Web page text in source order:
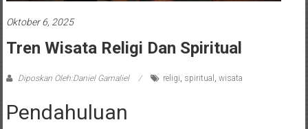
Oktober 6, 2025
Tren Wisata Religi Dan Spiritual
Diposkan Oleh:Daniel Gamaliel religi, spiritual , wisata
Pendahuluan